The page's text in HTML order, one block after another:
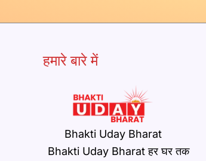
हमारे बारे में
Bhakti Uday Bharat
Bhakti Uday Bharat हर घर तक